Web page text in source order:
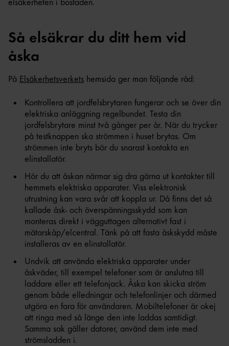
Så elsäkrar du ditt hem vid
åska
På Elsäkerhetsverkets hemsida ger man följande råd:
Kontrollera att jordfelsbrytaren fungerar och se över din
elektriska anläggning regelbundet. Testa din
jordfelsbrytare minst två gånger per år. När du trycker
på testknappen ska strömmen i huset brytas. Om
strömmen inte bryts bör du snarast kontakta en
elinstallatör.
Hör du att åskan närmar sig dra gärna ut kontakter till
hemmets elektriska apparater. Viss elektronisk
utrustning kan vara svår att koppla ur. Då finns det så
kallade åsk- och överspänningsskydd som kan
monteras direkt i vägguttagen alternativt fast i
mätarskåp/elcentral. Tänk på att fasta åskskydd måste
installeras av en elinstallatör.
Undvik att använda elektriska apparater under
åskväder, till exempel telefoner som är anslutna till
laddare eller ett telefonjack. Åska kan skicka ström
genom både elledningar och telefonlinjer och därmed
utgöra en fara för användaren. Mobiltelefoner är okej
att ringa med så länge den inte laddas samtidigt.
Samma sak gäller datorer, använd dem inte med
strömsladden i.